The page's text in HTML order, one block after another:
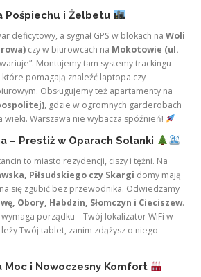
Pośpiechu i Żelbetu
deficytowy, a sygnał GPS w blokach na Woli
czy w biurowcach na Mokotowie (ul.
Montujemy tam systemy trackingu
pomagają znaleźć laptopa czy
Obsługujemy też apartamenty na
, gdzie w ogromnych garderobach
wieki. Warszawa nie wybacza spóźnień!
– Prestiż w Oparach Solanki
to miasto rezydencji, ciszy i tężni. Na
Piłsudskiego czy Skargi domy mają
się zgubić bez przewodnika. Odwiedzamy
Obory, Habdzin, Słomczyn i Cieciszew.
porządku – Twój lokalizator WiFi w
Twój tablet, zanim zdążysz o niego
Moc i Nowoczesny Komfort